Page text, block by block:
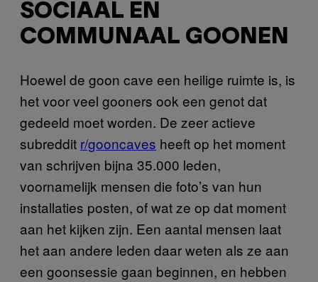
SOCIAAL EN
COMMUNAAL GOONEN
Hoewel de goon cave een heilige ruimte is, is
het voor veel gooners ook een genot dat
gedeeld moet worden. De zeer actieve
subreddit r/gooncaves heeft op het moment
van schrijven bijna 35.000 leden,
voornamelijk mensen die foto’s van hun
installaties posten, of wat ze op dat moment
aan het kijken zijn. Een aantal mensen laat
het aan andere leden daar weten als ze aan
een goonsessie gaan beginnen, en hebben